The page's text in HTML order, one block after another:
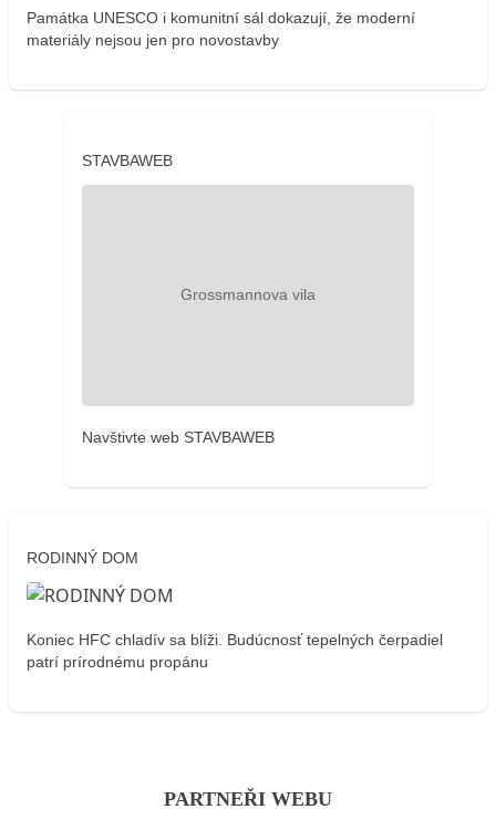
Památka UNESCO i komunitní sál dokazují, že moderní
materiály nejsou jen pro novostavby
STAVBAWEB
Navštivte web STAVBAWEB
RODINNÝ DOM
Koniec HFC chladív sa blíži. Budúcnosť tepelných čerpadiel
patrí prírodnému propánu
PARTNEŘI WEBU